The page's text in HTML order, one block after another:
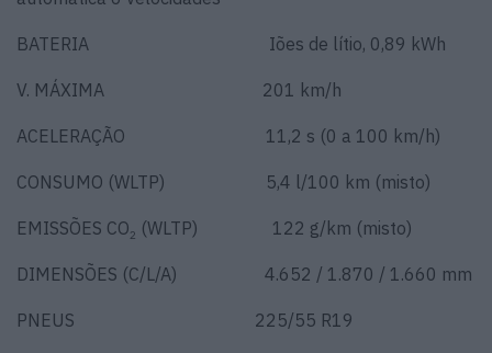
BATERIA Iões de lítio, 0,89 kWh
V. MÁXIMA 201 km/h
ACELERAÇÃO 11,2 s (0 a 100 km/h)
CONSUMO (WLTP) 5,4 l/100 km (misto)
EMISSÕES CO2 (WLTP) 122 g/km (misto)
DIMENSÕES (C/L/A) 4.652 / 1.870 / 1.660 mm
PNEUS 225/55 R19